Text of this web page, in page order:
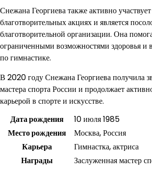
Снежана Георгиева также активно
благотворительных акциях и является
благотворительной организации. Она
ограниченными возможностями здоровья и
по гимнастике.
В 2020 году Снежана Георгиева получила
мастера спорта России и продолжает
карьерой в спорте и искусстве.
Дата рождения
10 июля 1985
Место рождения
Москва, Россия
Карьера
Гимнастка, актриса
Награды
Заслуженная мастер